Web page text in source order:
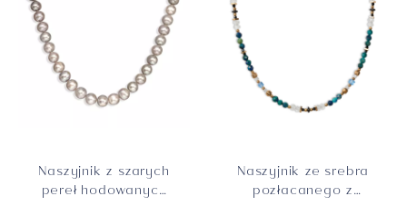
Naszyjnik z szarych
pereł hodowanych
Naszyjnik ze srebra
pozłacanego z